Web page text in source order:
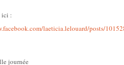
ici :
laeticia.lelouard/posts/
journée